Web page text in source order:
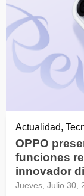
Actualidad,
OPPO
funciones
innovador
Jueves, Julio 30,